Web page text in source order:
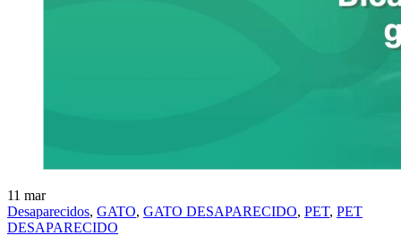
11 mar
Desaparecidos, GATO, GATO DESAPARECIDO, PET, PET
DESAPARECIDO